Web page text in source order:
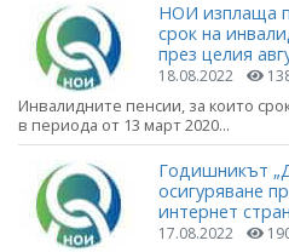
НОИ изплаща
срок на
през целия
18.08.2022
Инвалидните пенсии, за които
в периода от 13 март 2020...
Годишникът
осигуряване
интернет
17.08.2022